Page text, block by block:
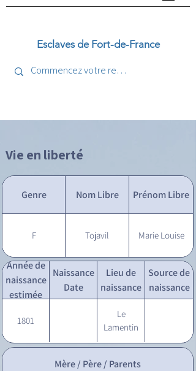
Esclaves de Fort-de-France
Vie en liberté
Genre Nom Libre Prénom Libre
F Tojavil Marie Louise
Année de
naissance
estimée
Naissance
Date
Lieu de
naissance
Source de
naissance
1801
Le
Lamentin
Mère / Père / Parents